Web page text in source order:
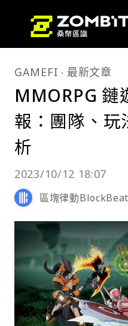
GAMEFI 最新文章
MMORPG
報：團隊、玩
析
2023/10/12 18:07
區塊律動